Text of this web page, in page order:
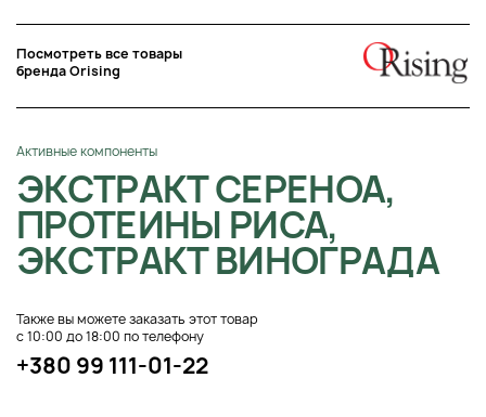
Посмотреть все товары
бренда Orising
Активные компоненты
ЭКСТРАКТ СЕРЕНОА,
ПРОТЕИНЫ РИСА,
ЭКСТРАКТ ВИНОГРАДА
Также вы можете заказать этот товар
с 10:00 до 18:00 по телефону
+380 99 111-01-22